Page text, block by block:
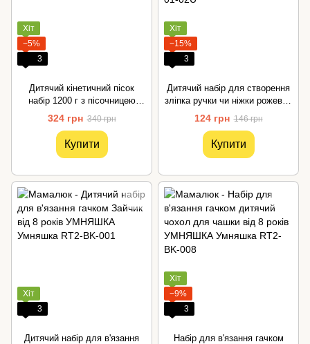
Хіт
−5%
3
Дитячий кінетичний пісок
набір 1200 г з пісочницею
Danko Toys
324 грн 340 грн
Купити
Хіт
−15%
3
Дитячий набір для створення
зліпка ручки чи ніжки рожевий
Danko Toys
124 грн 146 грн
Купити
Хіт
3
Дитячий набір для в'язання
Хіт
−9%
3
Набір для в'язання гачком